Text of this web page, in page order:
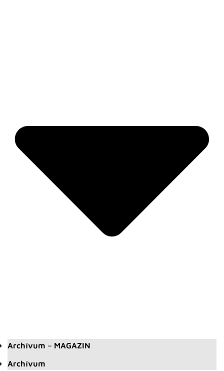
Archívum – MAGAZIN
Archívum